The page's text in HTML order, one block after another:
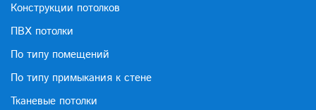
Конструкции потолков
ПВХ потолки
По типу помещений
По типу примыкания к стене
Тканевые потолки